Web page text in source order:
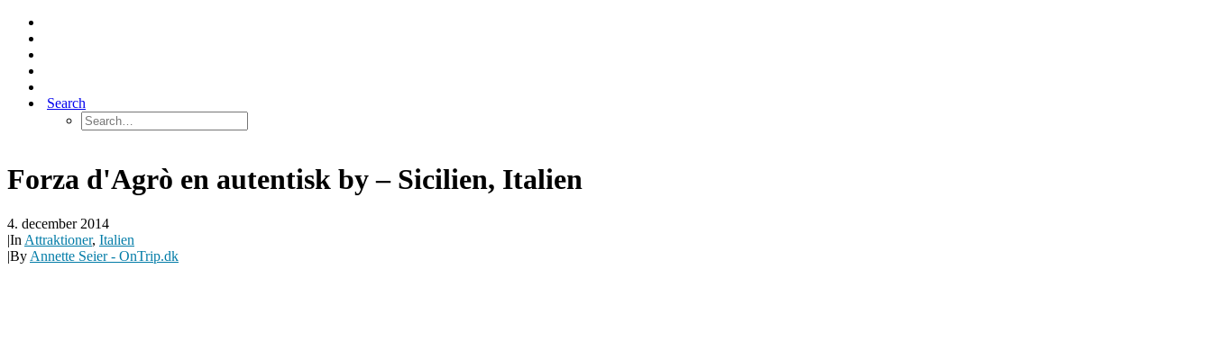
Search
Forza d'Agrò en autentisk by – Sicilien, Italien
4. december 2014
|In Attraktioner, Italien
|By Annette Seier - OnTrip.dk